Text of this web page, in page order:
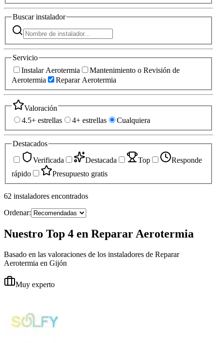
Buscarinstalador
Servicio
Instalar Aerotermia
Mantenimiento o Revisión de
Aerotermia
Reparar Aerotermia
Valoración
4.5+ estrellas
4+ estrellas Cualquiera
Destacados
Verificada
Destacada Top
Responde
rápido
Presupuesto gratis
62 instaladores encontrados
Ordenar:
Nuestro Top 4 en Reparar Aerotermia
Basado en las valoraciones de los instaladores de Reparar
Aerotermia en Gijón
Muy experto